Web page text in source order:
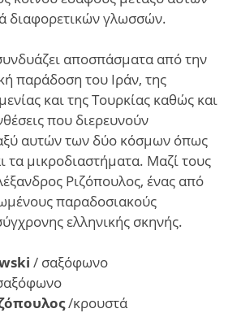
διαφορετικών γλωσσών.
αποσπάσματα από την
παράδοση του Ιράν, της
και της Τουρκίας καθώς και
που διερευνούν
αυτών των δύο κόσμων όπως
τα μικροδιαστήματα. Μαζί τους
Ριζόπουλος, ένας από
παραδοσιακούς
ελληνικής σκηνής.
/ σαξόφωνο
/κρουστά